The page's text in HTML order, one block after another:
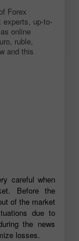
Forex
experts, up-to-
online
ruble,
and this
careful when
Before the
of the market
due to
the news
losses.